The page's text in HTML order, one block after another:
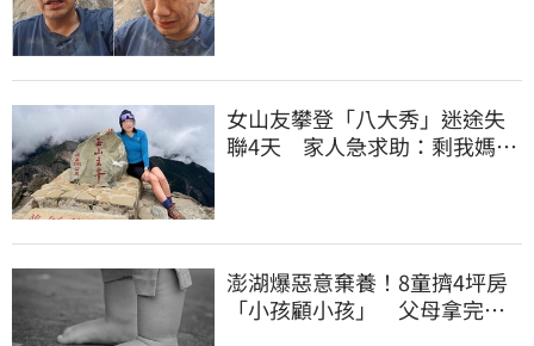
女山友攀登「八大秀」迷途失
聯4天 家人急求助：剩我媽還
澎湖爆惡意棄養！8童擠4坪房
「小孩顧小孩」 父母拿完補